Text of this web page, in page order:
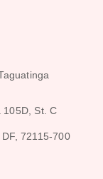
105D, St. C
72115-700